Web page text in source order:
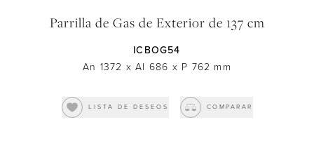
Parrilla de Gas de Exterior de 137 cm
ICBOG54
An 1372 x Al 686 x P 762 mm
LISTA DE DESEOS COMPARAR